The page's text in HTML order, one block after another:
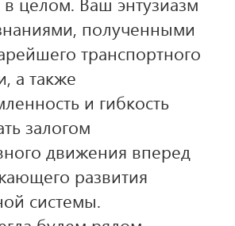
полученными
транспортного
а также
и гибкость
залогом
движения вперед
развития
системы.